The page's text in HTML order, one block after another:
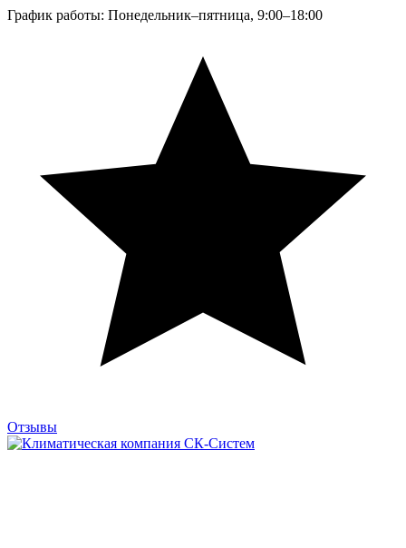
График работы: Понедельник–пятница, 9:00–18:00
Отзывы